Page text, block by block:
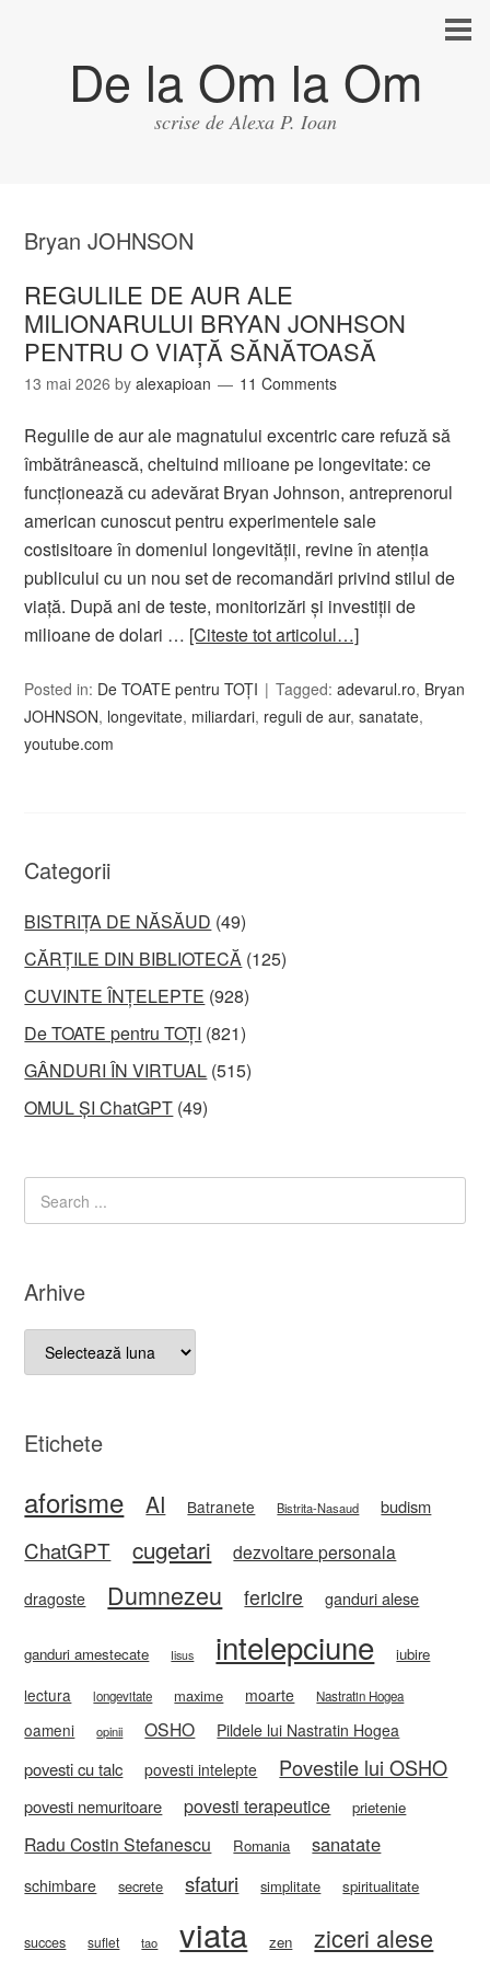
De la Om la Om
scrise de Alexa P. Ioan
Bryan JOHNSON
REGULILE DE AUR ALE
MILIONARULUI BRYAN JONHSON
PENTRU O VIAȚĂ SĂNĂTOASĂ
13 mai 2026 byalexapioan 11 Comments
Regulile de aur ale magnatului excentric care refuză să
îmbătrânească, cheltuind milioane pe longevitate: ce
funcționează cu adevărat Bryan Johnson, antreprenorul
american cunoscut pentru experimentele sale
costisitoare în domeniul longevității, revine în atenția
publicului cu un nou set de recomandări privind stilul de
viață. După ani de teste, monitorizări și investiții de
milioane de dolari … [Citeste tot articolul…]
Posted in: De TOATE pentru TOȚI Tagged:adevarul.ro, Bryan
JOHNSON, longevitate, miliardari, reguli de aur,sanatate,
youtube.com
Categorii
BISTRIȚA DE NĂSĂUD (49)
CĂRȚILE DIN BIBLIOTECĂ (125)
CUVINTE ÎNȚELEPTE (928)
De TOATE pentru TOȚI (821)
GÂNDURI ÎN VIRTUAL (515)
OMUL ȘI ChatGPT (49)
Arhive
Arhive
Etichete
aforisme AI Batranete Bistrita-Nasaud budism
ChatGPT cugetari dezvoltare personala
dragoste Dumnezeu fericire ganduri alese
ganduri amestecate Iisus intelepciune iubire
lectura longevitate maxime moarte Nastratin Hogea
oameni opinii OSHO Pildele lui Nastratin Hogea
povesti cu talc povesti intelepte Povestile lui OSHO
povesti nemuritoare povesti terapeutice prietenie
Radu Costin Stefanescu Romania sanatate
schimbare secrete sfaturi simplitate spiritualitate
succes suflet tao viata zen ziceri alese